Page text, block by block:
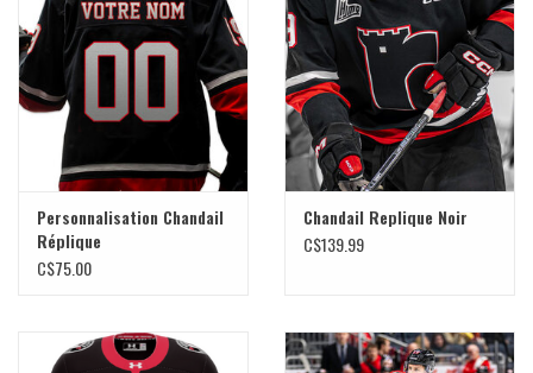
Liquidation
Personnalisation Chandail
Réplique
C$75.00
Chandail Replique Noir
C$139.99